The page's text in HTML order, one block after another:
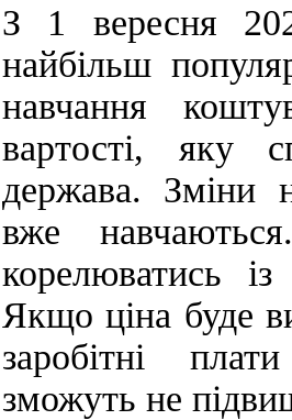
З 1 вересня
найбільш
навчання
вартості, яку
держава. Зміни
вже
корелюватись
Якщо ціна буде
заробітні
зможуть не